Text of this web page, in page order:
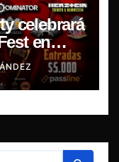
celebrará
en